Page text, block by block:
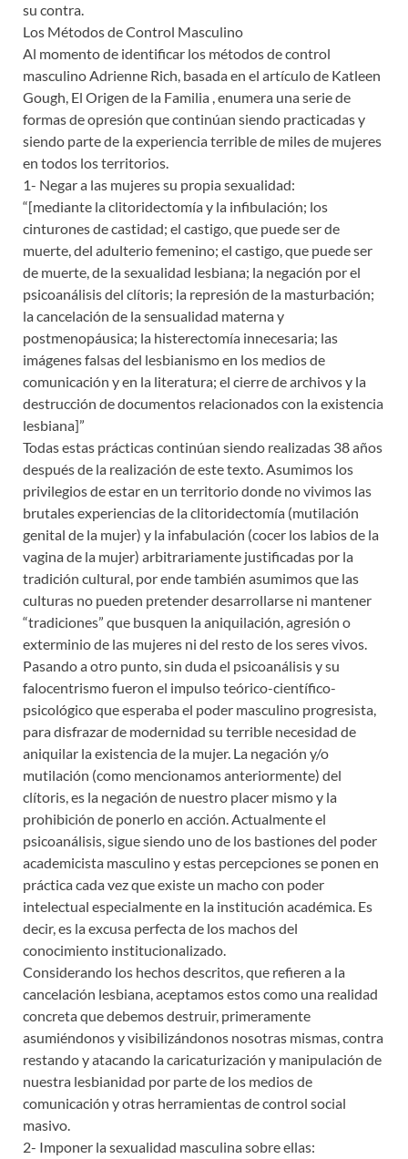
su contra.
Los Métodos de Control Masculino
Al momento de identificar los métodos de control
masculino Adrienne Rich, basada en el artículo de Katleen
Gough, El Origen de la Familia , enumera una serie de
formas de opresión que continúan siendo practicadas y
siendo parte de la experiencia terrible de miles de mujeres
en todos los territorios.
1- Negar a las mujeres su propia sexualidad:
“[mediante la clitoridectomía y la infibulación; los
cinturones de castidad; el castigo, que puede ser de
muerte, del adulterio femenino; el castigo, que puede ser
de muerte, de la sexualidad lesbiana; la negación por el
psicoanálisis del clítoris; la represión de la masturbación;
la cancelación de la sensualidad materna y
postmenopáusica; la histerectomía innecesaria; las
imágenes falsas del lesbianismo en los medios de
comunicación y en la literatura; el cierre de archivos y la
destrucción de documentos relacionados con la existencia
lesbiana]”
Todas estas prácticas continúan siendo realizadas 38 años
después de la realización de este texto. Asumimos los
privilegios de estar en un territorio donde no vivimos las
brutales experiencias de la clitoridectomía (mutilación
genital de la mujer) y la infabulación (cocer los labios de la
vagina de la mujer) arbitrariamente justificadas por la
tradición cultural, por ende también asumimos que las
culturas no pueden pretender desarrollarse ni mantener
“tradiciones” que busquen la aniquilación, agresión o
exterminio de las mujeres ni del resto de los seres vivos.
Pasando a otro punto, sin duda el psicoanálisis y su
falocentrismo fueron el impulso teórico-científico-
psicológico que esperaba el poder masculino progresista,
para disfrazar de modernidad su terrible necesidad de
aniquilar la existencia de la mujer. La negación y/o
mutilación (como mencionamos anteriormente) del
clítoris, es la negación de nuestro placer mismo y la
prohibición de ponerlo en acción. Actualmente el
psicoanálisis, sigue siendo uno de los bastiones del poder
academicista masculino y estas percepciones se ponen en
práctica cada vez que existe un macho con poder
intelectual especialmente en la institución académica. Es
decir, es la excusa perfecta de los machos del
conocimiento institucionalizado.
Considerando los hechos descritos, que refieren a la
cancelación lesbiana, aceptamos estos como una realidad
concreta que debemos destruir, primeramente
asumiéndonos y visibilizándonos nosotras mismas, contra
restando y atacando la caricaturización y manipulación de
nuestra lesbianidad por parte de los medios de
comunicación y otras herramientas de control social
masivo.
2- Imponer la sexualidad masculina sobre ellas: